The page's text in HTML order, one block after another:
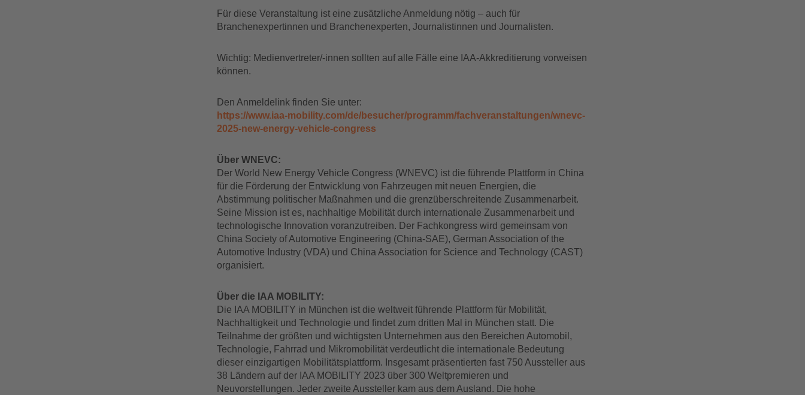
Für diese Veranstaltung ist eine zusätzliche Anmeldung nötig – auch für
Branchenexpertinnen und Branchenexperten, Journalistinnen und Journalisten.
Wichtig: Medienvertreter/-innen sollten auf alle Fälle eine IAA-Akkreditierung vorweisen
können.
Den Anmeldelink finden Sie unter:
https://www.iaa-mobility.com/de/besucher/programm/fachveranstaltungen/wnevc-
2025-new-energy-vehicle-congress
Über WNEVC:
Der World New Energy Vehicle Congress (WNEVC) ist die führende Plattform in China
für die Förderung der Entwicklung von Fahrzeugen mit neuen Energien, die
Abstimmung politischer Maßnahmen und die grenzüberschreitende Zusammenarbeit.
Seine Mission ist es, nachhaltige Mobilität durch internationale Zusammenarbeit und
technologische Innovation voranzutreiben. Der Fachkongress wird gemeinsam von
China Society of Automotive Engineering (China-SAE), German Association of the
Automotive Industry (VDA) und China Association for Science and Technology (CAST)
organisiert.
Über die IAA MOBILITY:
Die IAA MOBILITY in München ist die weltweit führende Plattform für Mobilität,
Nachhaltigkeit und Technologie und findet zum dritten Mal in München statt. Die
Teilnahme der größten und wichtigsten Unternehmen aus den Bereichen Automobil,
Technologie, Fahrrad und Mikromobilität verdeutlicht die internationale Bedeutung
dieser einzigartigen Mobilitätsplattform. Insgesamt präsentierten fast 750 Aussteller aus
38 Ländern auf der IAA MOBILITY 2023 über 300 Weltpremieren und
Neuvorstellungen. Jeder zweite Aussteller kam aus dem Ausland. Die hohe